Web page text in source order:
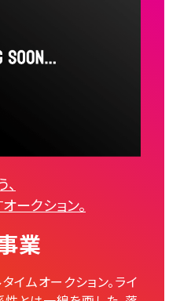
ークション。
業
イムオークション。ライ